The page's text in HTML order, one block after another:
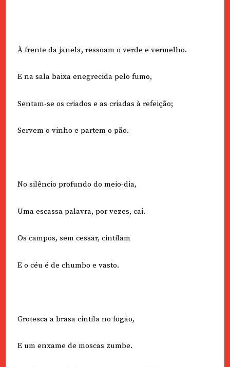
À frente da janela, ressoam o verde e vermelho.
E na sala baixa enegrecida pelo fumo,
Sentam-se os criados e as criadas à refeição;
Servem o vinho e partem o pão.
No silêncio profundo do meio-dia,
Uma escassa palavra, por vezes, cai.
Os campos, sem cessar, cintilam
E o céu é de chumbo e vasto.
Grotesca a brasa cintila no fogão,
E um enxame de moscas zumbe.